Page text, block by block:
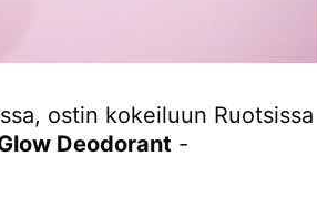
ostin kokeiluun Ruotsissa
Deodorant -